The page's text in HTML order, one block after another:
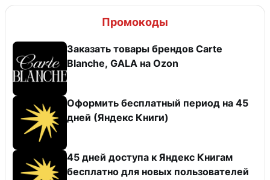
Промокоды
Заказать товары брендов Carte
Blanche, GALA на Ozon
Оформить бесплатный период на 45
дней (Яндекс Книги)
45 дней доступа к Яндекс Книгам
бесплатно для новых пользователей